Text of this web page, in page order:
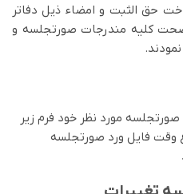
حق الثبت و امضاء ذيل دفاتر
کلیه مندرجات صورتجلسه و
مورد نظر خود فرم زیر
وقت فایل ورد صورتجلسه